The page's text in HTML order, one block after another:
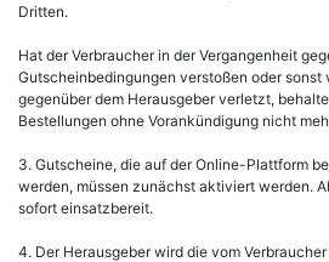
Dritten.
Hat der Verbraucher in der Vergangenheit
Gutscheinbedingungen verstoßen oder
gegenüber dem Herausgeber verletzt,
Bestellungen ohne Vorankündigung nicht
3. Gutscheine, die auf der Online-Plattform
werden, müssen zunächst aktiviert werden.
sofort einsatzbereit.
4. Der Herausgeber wird die vom